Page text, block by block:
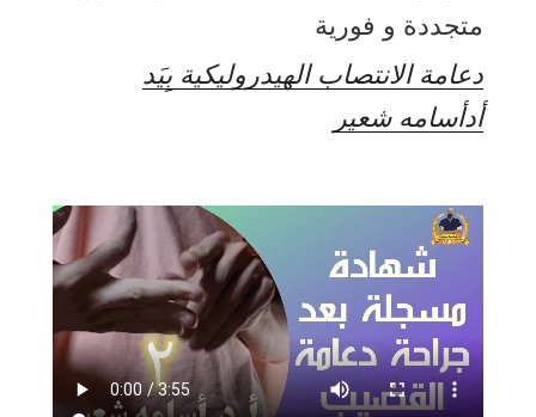
متجددة و فورية
دعامة الانتصاب الهيدروليكية بِيَد
أدأسامه شعير